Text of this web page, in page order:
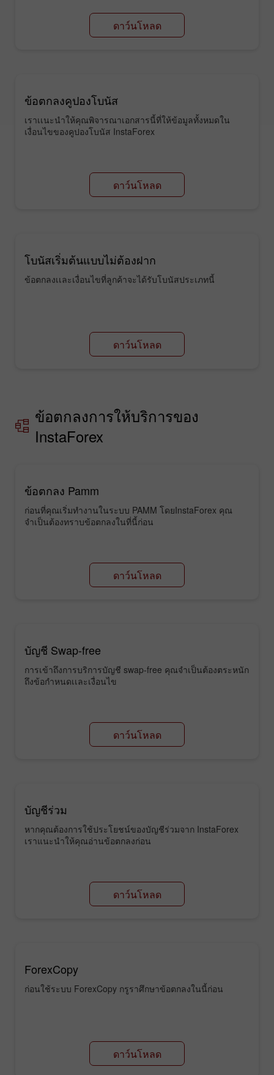
ดาว์นโหลด
ข้อตกลงคูปองโบนัส
เราเเนะนำให้คุณพิจารณาเอกสารนี้ที่ให้ข้อมูลทั้งหมดใน
เงื่อนไขของคูปองโบนัส InstaForex
ดาว์นโหลด
โบนัสเริ่มต้นแบบไม่ต้องฝาก
ข้อตกลงเเละเงื่อนไขที่ลูกค้าจะได้รับโบนัสประเภทนี้
ดาว์นโหลด
ข้อตกลงการให้บริการของ
InstaForex
ข้อตกลง Pamm
ก่อนที่คุณเริ่มทำงานในระบบ PAMM โดยInstaForex คุณ
จำเป็นต้องทราบข้อตกลงในที่นี้ก่อน
ดาว์นโหลด
บัญชี Swap-free
การเข้าถึงการบริการบัญชี swap-free คุณจำเป็นต้องตระหนัก
ถึงข้อกำหนดเเละเงื่อนไข
ดาว์นโหลด
บัญชีร่วม
หากคุณต้องการใช้ประโยชน์ของบัญชีร่วมจาก InstaForex
เราแนะนำให้คุณอ่านข้อตกลงก่อน
ดาว์นโหลด
ForexCopy
ก่อนใช้ระบบ ForexCopy กรูราศึกษาข้อตกลงในนี้ก่อน
ดาว์นโหลด